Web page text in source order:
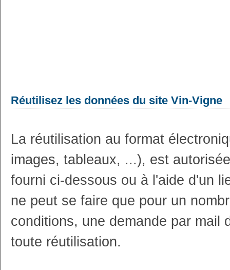
Réutilisez les données du site Vin-Vigne
La réutilisation au format
images, tableaux, ...), est
fourni ci-dessous ou à l'aide d'un
ne peut se faire que pour un
conditions, une demande par mail
toute réutilisation.